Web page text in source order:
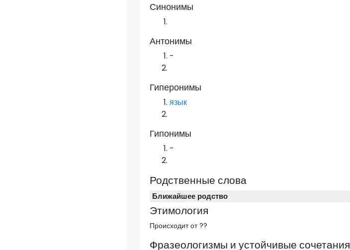
Синонимы
Антонимы
-
Гиперонимы
язык
Гипонимы
-
Родственные слова
Ближайшее родство
Этимология
Происходит от ??
Фразеологизмы и устойчивые сочетания